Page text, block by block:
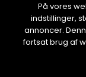
På vores
indstillinger,
annoncer.
fortsat brug af